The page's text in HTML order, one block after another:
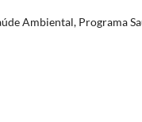
Ambiental, Programa